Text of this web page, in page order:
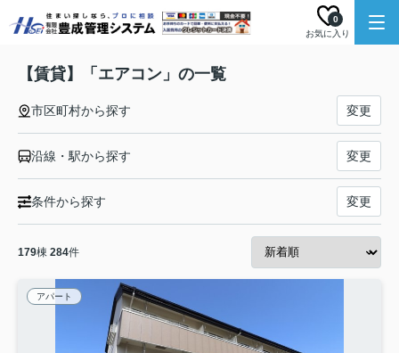
お気に入り
0
【賃貸】「エアコン」の一覧
市区町村から探す 変更
沿線・駅から探す 変更
条件から探す 変更
179棟 284件
アパート